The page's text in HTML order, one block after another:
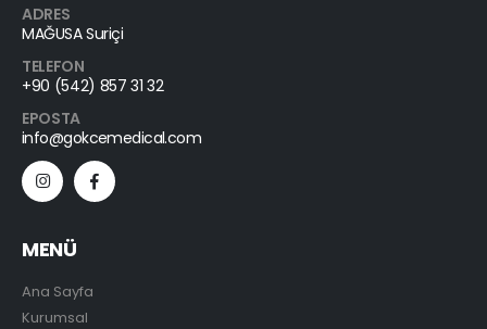
ADRES
MAĞUSA Suriçi
TELEFON
+90 (542) 857 31 32
EPOSTA
info@gokcemedical.com
MENÜ
Ana Sayfa
Kurumsal